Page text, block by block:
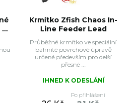
Krmítko Zfish Chaos In-
Line Feeder Lead
Průběžné krmítko ve speciální
bahnité povrchové úpravě
určené především pro delší
přesné ...
IHNED K ODESLÁNÍ
Po přihlášení